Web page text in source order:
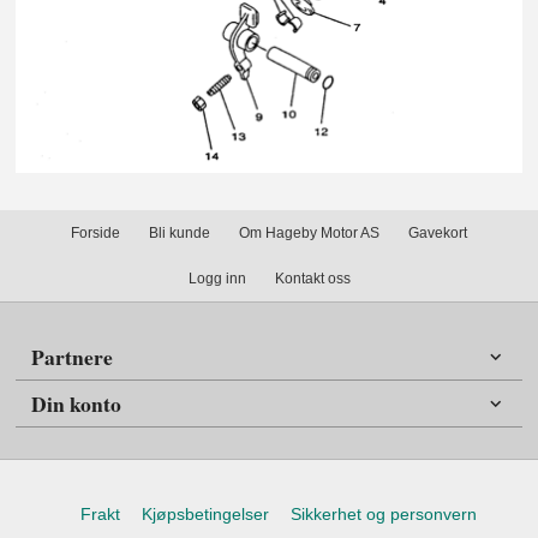
Forside Bli kunde Om Hageby Motor AS Gavekort
Logg inn Kontakt oss
Partnere
Din konto
Frakt Kjøpsbetingelser Sikkerhet og personvern